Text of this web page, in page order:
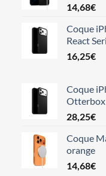
14,68€
Coque
React
16,25€
Coque
Otterbox
28,25€
Coque
orange
14,68€